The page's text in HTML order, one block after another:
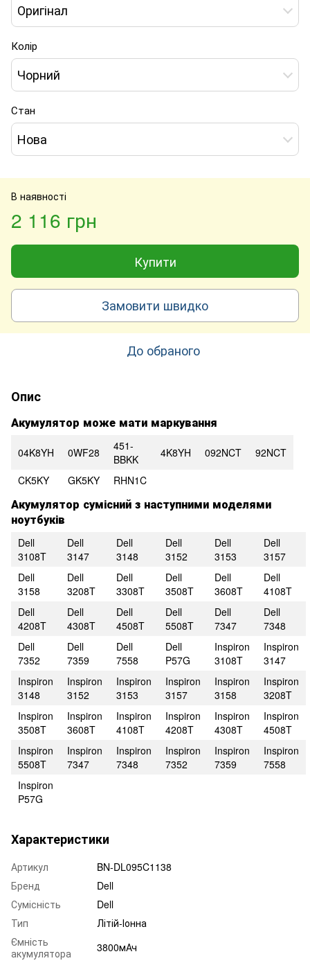
Оригінал
Колір
Чорний
Стан
Нова
В наявності
2 116 грн
Купити
Замовити швидко
До обраного
Опис
Акумулятор може мати маркування
04K8YH 0WF28
451-
BBKK
4K8YH 092NCT
92NCT
CK5KY
GK5KY RHN1C
Акумулятор сумісний з наступними моделями
ноутбуків
Dell
3108T
Dell
3147
Dell
3148
Dell
3152
Dell
3153
Dell
3157
Dell
3158
Dell
3208T
Dell
3308T
Dell
3508T
Dell
3608T
Dell
4108T
Dell
4208T
Dell
4308T
Dell
4508T
Dell
5508T
Dell
7347
Dell
7348
Dell
7352
Dell
7359
Dell
7558
Dell
P57G
Inspiron
3108T
Inspiron
3147
Inspiron
3148
Inspiron
3152
Inspiron
3153
Inspiron
3157
Inspiron
3158
Inspiron
3208T
Inspiron
3508T
Inspiron
3608T
Inspiron
4108T
Inspiron
4208T
Inspiron
4308T
Inspiron
4508T
Inspiron
5508T
Inspiron
7347
Inspiron
7348
Inspiron
7352
Inspiron
7359
Inspiron
7558
Inspiron
P57G
Характеристики
Артикул
BN-DL095C1138
Бренд
Dell
Сумісність
Dell
Тип
Літій-Іонна
Ємність
акумулятора
3800мАч